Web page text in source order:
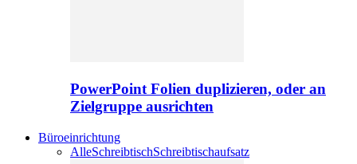
PowerPoint Folien duplizieren, oder an
Zielgruppe ausrichten
Büroeinrichtung
AlleSchreibtischSchreibtischaufsatz